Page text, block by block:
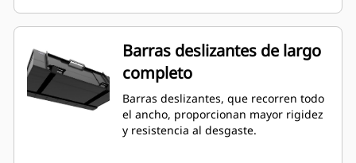
Barras deslizantes de largo
completo
Barras deslizantes, que recorren todo
el ancho, proporcionan mayor rigidez
y resistencia al desgaste.